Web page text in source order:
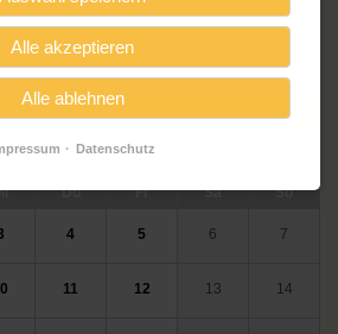
zur Deckung der Kosten für die
ttwoch DonnerstagFreitag Samstag Sonntag
4 5 6 7
11 12 13 14
Alle akzeptieren
Alle ablehnen
Datenschutz